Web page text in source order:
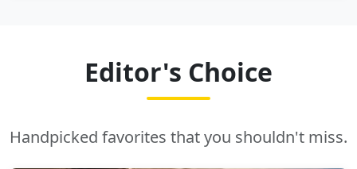
Editor's Choice
Handpicked favorites that you shouldn't miss.